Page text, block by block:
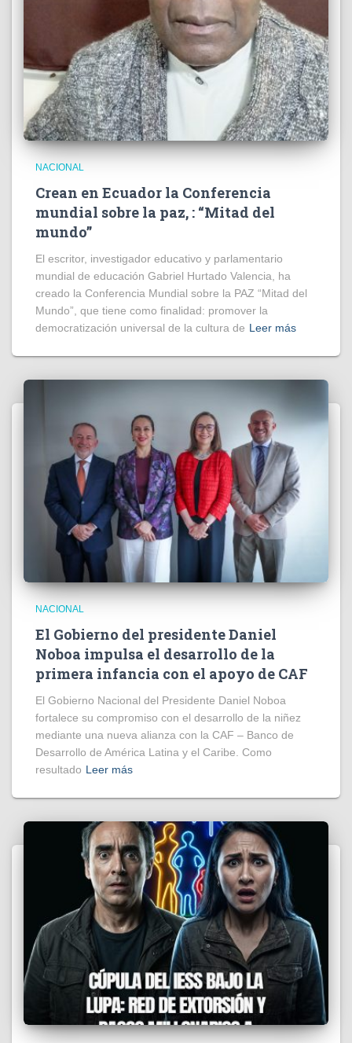
NACIONAL
Crean en Ecuador la Conferencia
mundial sobre la paz, : “Mitad del
mundo”
El escritor, investigador educativo y parlamentario
mundial de educación Gabriel Hurtado Valencia, ha
creado la Conferencia Mundial sobre la PAZ “Mitad del
Mundo”, que tiene como finalidad: promover la
democratización universal de la cultura de Leer más
NACIONAL
El Gobierno del presidente Daniel
Noboa impulsa el desarrollo de la
primera infancia con el apoyo de CAF
El Gobierno Nacional del Presidente Daniel Noboa
fortalece su compromiso con el desarrollo de la niñez
mediante una nueva alianza con la CAF – Banco de
Desarrollo de América Latina y el Caribe. Como
resultado Leer más